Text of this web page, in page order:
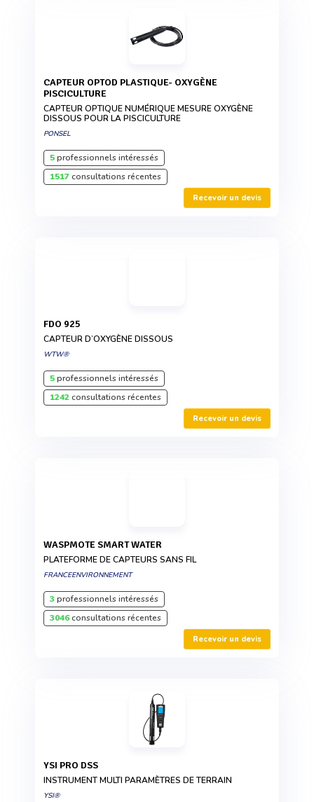
CAPTEUR OPTOD PLASTIQUE- OXYGÈNE
PISCICULTURE
CAPTEUR OPTIQUE NUMÉRIQUE MESURE OXYGÈNE
DISSOUS POUR LA PISCICULTURE
PONSEL
5professionnels intéressés
1517consultations récentes
Recevoir un devis
FDO 925
CAPTEUR D’OXYGÈNE DISSOUS
WTW®
5professionnels intéressés
1242consultations récentes
Recevoir un devis
WASPMOTE SMART WATER
PLATEFORME DE CAPTEURS SANS FIL
FRANCEENVIRONNEMENT
3 professionnels intéressés
3046consultations récentes
Recevoir un devis
YSI PRO DSS
INSTRUMENT MULTI PARAMÈTRES DE TERRAIN
YSI®